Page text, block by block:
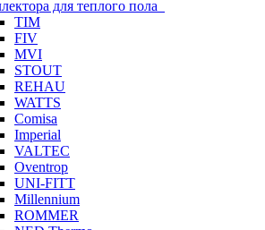
для теплого пола
TIM
FIV
MVI
STOUT
REHAU
WATTS
Comisa
Imperial
VALTEC
Oventrop
UNI-FITT
Millennium
ROMMER